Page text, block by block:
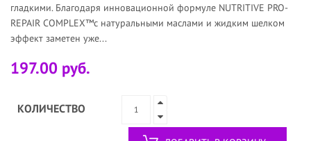
гладкими. Благодаря инновационной формуле NUTRITIVE PRO-
REPAIR COMPLEX™с натуральными маслами и жидким шелком
эффект заметен уже...
197.00 руб.
КОЛИЧЕСТВО